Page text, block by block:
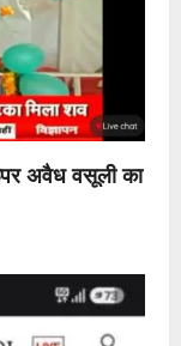
अवैध वसूली का